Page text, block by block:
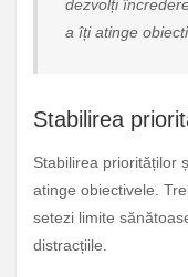
dezvolți
a îți atinge
Stabilirea
Stabilirea priorităților
atinge obiectivele.
setezi limite
distracțiile.